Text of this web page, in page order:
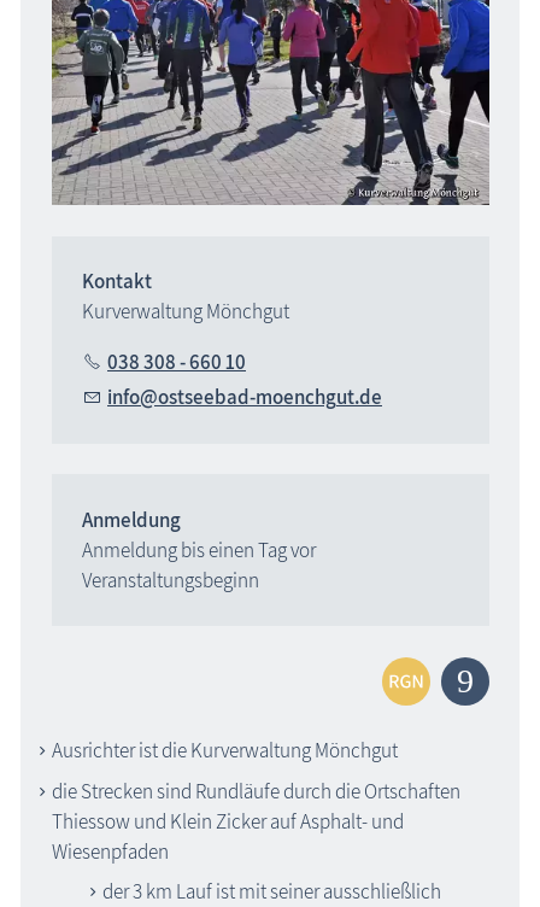
Kontakt
Kurverwaltung Mönchgut
038 308 - 660 10
nf
sts b d-m nchg td
Anmeldung
Anmeldung bis einen Tag vor
Veranstaltungsbeginn
Ausrichter ist die Kurverwaltung Mönchgut
die Strecken sind Rundläufe durch die Ortschaften
Thiessow und Klein Zicker auf Asphalt- und
Wiesenpfaden
der 3 km Lauf ist mit seiner ausschließlich